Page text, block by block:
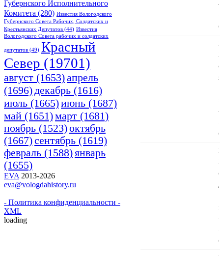
Губернского Исполнительного
Комитета (280) Известия Вологодского
Губернского Совета Рабочих, Солдатских и
Крестьянских Депутатов (44) Известия
Вологодского Совета рабочих и солдатских
депутатов (49) Красный
Cевер (19701)
август (1653)апрель
(1696)декабрь (1616)
июль (1665)июнь (1687)
май (1651)март (1681)
ноябрь (1523)октябрь
(1667)сентябрь (1619)
февраль (1588)январь
(1655)
EVA 2013-2026
eva@vologdahistory.ru
- Политика конфиденциальности -
XML
loading